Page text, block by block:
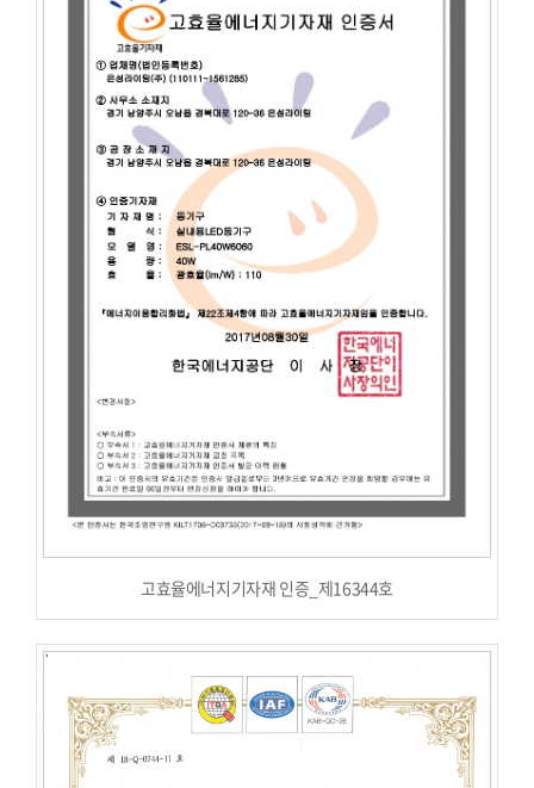
고효율에너지기자재 인증_제16344호